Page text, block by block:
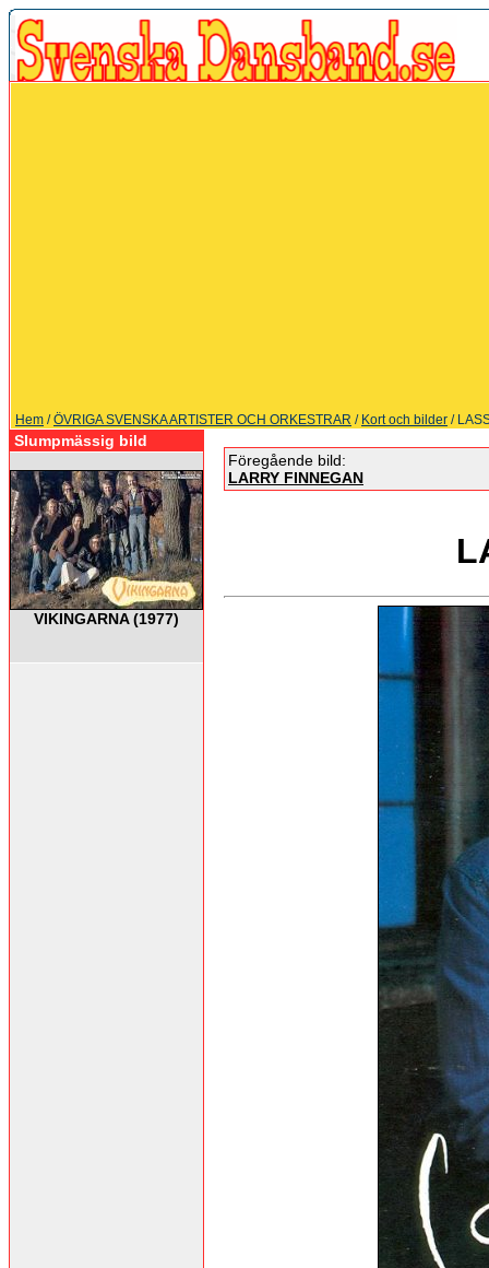
Hem /ÖVRIGA SVENSKA ARTISTER OCH ORKESTRAR / Kort och bilder /
Slumpmässig bild
VIKINGARNA (1977)
Föregående bild:
LARRY FINNEGAN